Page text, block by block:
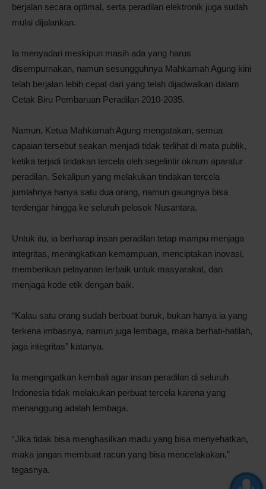
berjalan secara optimal, serta peradilan elektronik juga sudah
mulai dijalankan.
Ia menyadari meskipun masih ada yang harus
disempurnakan, namun sesungguhnya Mahkamah Agung kini
telah berjalan lebih cepat dari yang telah dijadwalkan dalam
Cetak Biru Pembaruan Peradilan 2010-2035.
Namun, Ketua Mahkamah Agung mengatakan, semua
capaian tersebut seakan menjadi tidak terlihat di mata publik,
ketika terjadi tindakan tercela oleh segelintir oknum aparatur
peradilan. Sekalipun yang melakukan tindakan tercela
jumlahnya hanya satu dua orang, namun gaungnya bisa
terdengar hingga ke seluruh pelosok Nusantara.
Untuk itu, ia berharap insan peradilan tetap mampu menjaga
integritas, meningkatkan kemampuan, menciptakan inovasi,
memberikan pelayanan terbaik untuk masyarakat, dan
menjaga kode etik dengan baik.
“Kalau satu orang sudah berbuat buruk, bukan hanya ia yang
terkena imbasnya, namun juga lembaga, maka berhati-hatilah,
jaga integritas” katanya.
Ia mengingatkan kembali agar insan peradilan di seluruh
Indonesia tidak melakukan perbuat tercela karena yang
menanggung adalah lembaga.
“Jika tidak bisa menghasilkan madu yang bisa menyehatkan,
maka jangan membuat racun yang bisa mencelakakan,”
tegasnya.